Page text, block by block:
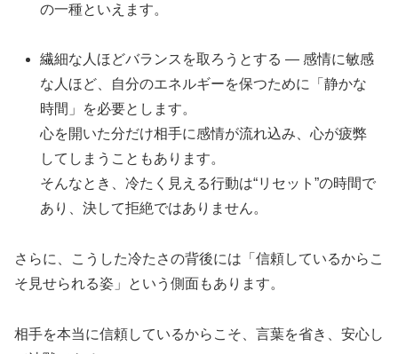
の一種といえます。
繊細な人ほどバランスを取ろうとする — 感情に敏感
な人ほど、自分のエネルギーを保つために「静かな
時間」を必要とします。
心を開いた分だけ相手に感情が流れ込み、心が疲弊
してしまうこともあります。
そんなとき、冷たく見える行動は“リセット”の時間で
あり、決して拒絶ではありません。
さらに、こうした冷たさの背後には「信頼しているからこ
そ見せられる姿」という側面もあります。
相手を本当に信頼しているからこそ、言葉を省き、安心し